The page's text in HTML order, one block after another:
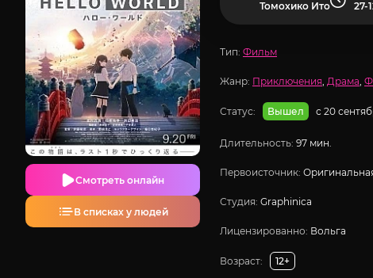
Смотреть онлайн
В списках у людей
Томохико Ито
27-
Тип: Фильм
Жанр: Приключения, Драма,
Статус: Вышел с 20
Длительность: 97 мин.
Первоисточник:
Студия: Graphinica
Лицензированно: Вольга
Возраст: 12+